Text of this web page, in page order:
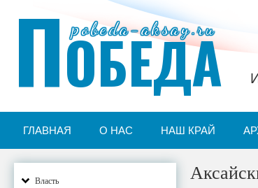
pobeda-aksay.ru
ПОБЕДА
ГЛАВНАЯ О НАС НАШ КРАЙ
Власть